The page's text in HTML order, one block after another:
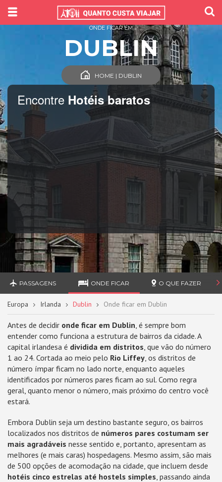
Encontre Hotéis baratos
ONDE FICAR EM
DUBLIN
HOME | DUBLIN
PASSAGENS ONDE FICAR O QUE FAZER
Europa Irlanda Dublin Onde ficar em Dublin
Antes de decidir onde ficar em Dublin, é sempre bom
entender como funciona a estrutura de bairros da cidade. A
capital irlandesa é dividida em distritos, que vão do número
1 ao 24. Cortada ao meio pelo Rio Liffey, os distritos de
número ímpar ficam no lado norte, enquanto aqueles
identificados por números pares ficam ao sul. Como regra
geral, quanto menor o número, mais próximo do centro você
estará.
Embora Dublin seja um destino bastante seguro, os bairros
localizados nos distritos de números pares costumam ser
mais agradáveis nesse sentido e, portanto, apresentam as
melhores (e mais caras) hospedagens. Mesmo assim, são mais
de 500 opções de acomodação na cidade, que incluem desde
hotéis cinco estrelas até hostels simples, passando ainda